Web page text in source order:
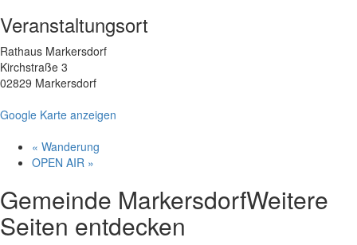
Veranstaltungsort
Rathaus Markersdorf
Kirchstraße 3
02829 Markersdorf
Google Karte anzeigen
« Wanderung
OPEN AIR »
Gemeinde MarkersdorfWeitere
Seiten entdecken